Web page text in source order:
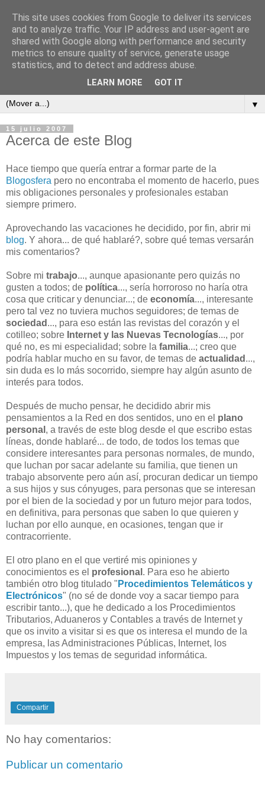
ContraCorriente
▼
15 julio 2007
Acerca de este Blog
Hace tiempo que quería entrar a formar parte de la
Blogosfera pero no encontraba el momento de hacerlo, pues
mis obligaciones personales y profesionales estaban
siempre primero.
Aprovechando las vacaciones he decidido, por fin, abrir mi
blog. Y ahora... de qué hablaré?, sobre qué temas versarán
mis comentarios?
Sobre mi trabajo..., aunque apasionante pero quizás no
gusten a todos; de política..., sería horroroso no haría otra
cosa que criticar y denunciar...; de economía..., interesante
pero tal vez no tuviera muchos seguidores; de temas de
sociedad ..., para eso están las revistas del corazón y el
cotilleo; sobre Internet y las Nuevas Tecnologías..., por
qué no, es mi especialidad; sobre la familia...; creo que
podría hablar mucho en su favor, de temas de actualidad ...,
sin duda es lo más socorrido, siempre hay algún asunto de
interés para todos.
Después de mucho pensar, he decidido abrir mis
pensamientos a la Red en dos sentidos, uno en el plano
personal , a través de este blog desde el que escribo estas
líneas, donde hablaré... de todo, de todos los temas que
considere interesantes para personas normales, de mundo,
que luchan por sacar adelante su familia, que tienen un
trabajo absorvente pero aún así, procuran dedicar un tiempo
a sus hijos y sus cónyuges, para personas que se interesan
por el bien de la sociedad y por un futuro mejor para todos,
en definitiva, para personas que saben lo que quieren y
luchan por ello aunque, en ocasiones, tengan que ir
contracorriente.
El otro plano en el que vertiré mis opiniones y
conocimientos es el profesional . Para eso he abierto
también otro blog titulado " Procedimientos Telemáticos y
Electrónicos" (no sé de donde voy a sacar tiempo para
escribir tanto...), que he dedicado a los Procedimientos
Tributarios, Aduaneros y Contables a través de Internet y
que os invito a visitar si es que os interesa el mundo de la
empresa, las Administraciones Públicas, Internet, los
Impuestos y los temas de seguridad informática.
Compartir
No hay comentarios:
Publicar un comentario
This site uses cookies from Google to deliver its services
and to analyze traffic. Your IP address and user-agent are
shared with Google along with performance and security
metrics to ensure quality of service, generate usage
statistics, and to detect and address abuse.
LEARN MORE GOT IT